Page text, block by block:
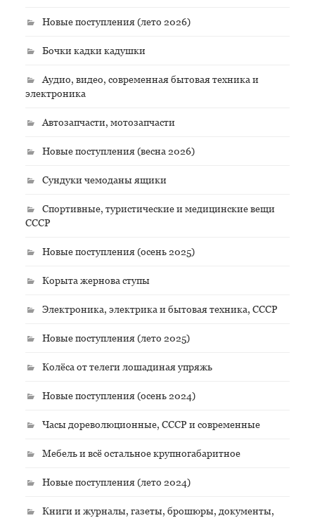
Новые поступления (лето 2026)
Бочки кадки кадушки
Аудио, видео, современная бытовая техника и
электроника
Автозапчасти, мотозапчасти
Новые поступления (весна 2026)
Сундуки чемоданы ящики
Спортивные, туристические и медицинские вещи
СССР
Новые поступления (осень 2025)
Корыта жернова ступы
Электроника, электрика и бытовая техника, СССР
Новые поступления (лето 2025)
Колёса от телеги лошадиная упряжь
Новые поступления (осень 2024)
Часы дореволюционные, СССР и современные
Мебель и всё остальное крупногабаритное
Новые поступления (лето 2024)
Книги и журналы, газеты, брошюры, документы,